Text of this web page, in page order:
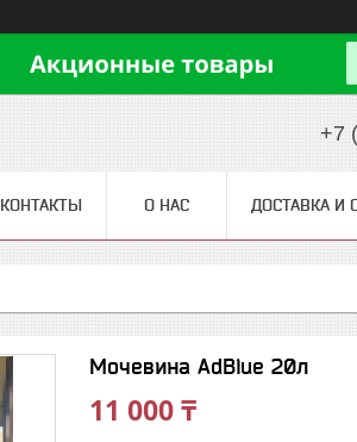
+7
КОНТАКТЫ О НАС ДОСТАВКА И
Мочевина AdBlue 20л
11 000 ₸